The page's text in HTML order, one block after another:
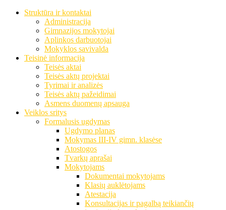
Struktūra ir kontaktai
Administracija
Gimnazijos mokytojai
Aplinkos darbuotojai
Mokyklos savivalda
Teisinė informacija
Teisės aktai
Teisės aktų projektai
Tyrimai ir analizės
Teisės aktų pažeidimai
Asmens duomenų apsauga
Veiklos sritys
Formalusis ugdymas
Ugdymo planas
Mokymas III-IV gimn. klasėse
Atostogos
Tvarkų aprašai
Mokytojams
Dokumentai mokytojams
Klasių auklėtojams
Atestacija
Konsultacijas ir pagalbą teikiančių